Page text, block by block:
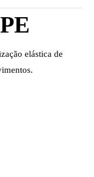
elástica de